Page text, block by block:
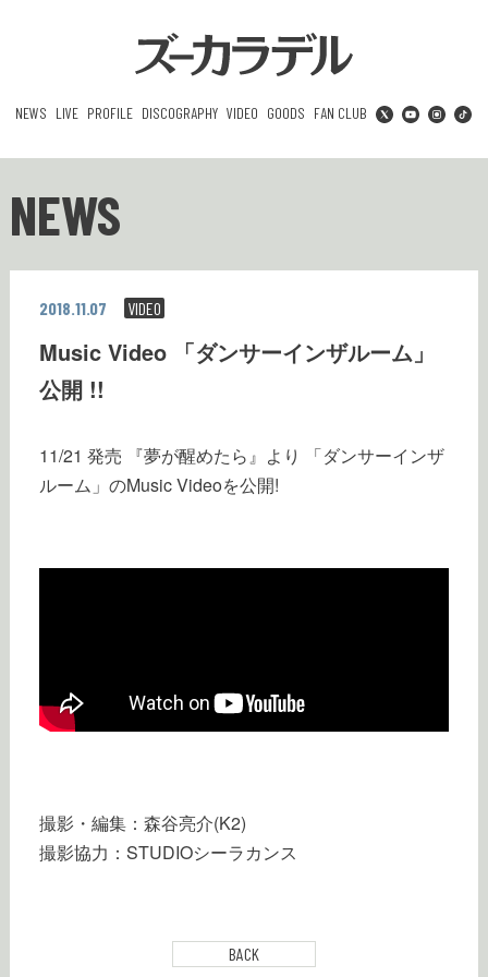
NEWS LIVE PROFILE DISCOGRAPHY VIDEO GOODS FAN CLUB
NEWS
2018.11.07 VIDEO
Music Video 「ダンサーインザルーム」
公開 !!
11/21 発売 『夢が醒めたら』より 「ダンサーインザ
ルーム」のMusic Videoを公開!
撮影・編集：森谷亮介(K2)
撮影協力：STUDIOシーラカンス
BACK